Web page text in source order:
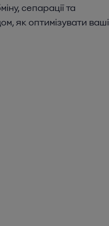
сепарації та
як оптимізувати ваші